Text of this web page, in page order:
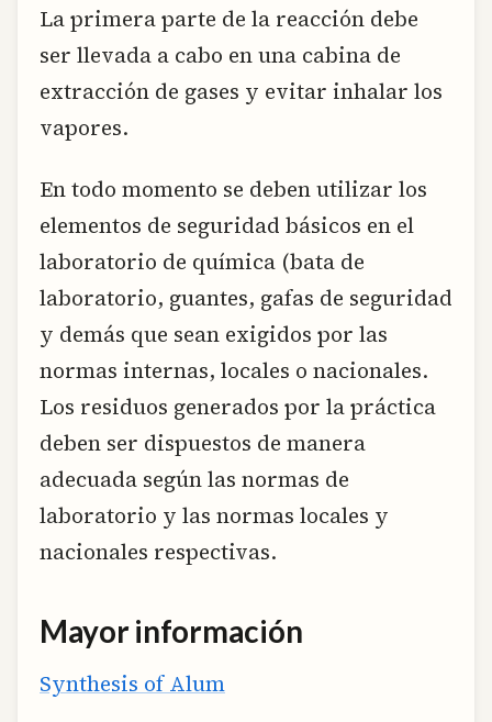
La primera parte de la reacción debe
ser llevada a cabo en una cabina de
extracción de gases y evitar inhalar los
vapores.
En todo momento se deben utilizar los
elementos de seguridad básicos en el
laboratorio de química (bata de
laboratorio, guantes, gafas de seguridad
y demás que sean exigidos por las
normas internas, locales o nacionales.
Los residuos generados por la práctica
deben ser dispuestos de manera
adecuada según las normas de
laboratorio y las normas locales y
nacionales respectivas.
Mayor información
Synthesis of Alum